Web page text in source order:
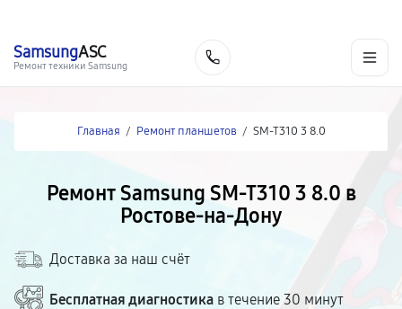
SamsungASC
Ремонт техники Samsung
Главная / Ремонт планшетов / SM-T310 3 8.0
Ремонт Samsung SM-T310 3 8.0 в
Ростове-на-Дону
Доставка за наш счёт
Бесплатная диагностика в течение 30 минут